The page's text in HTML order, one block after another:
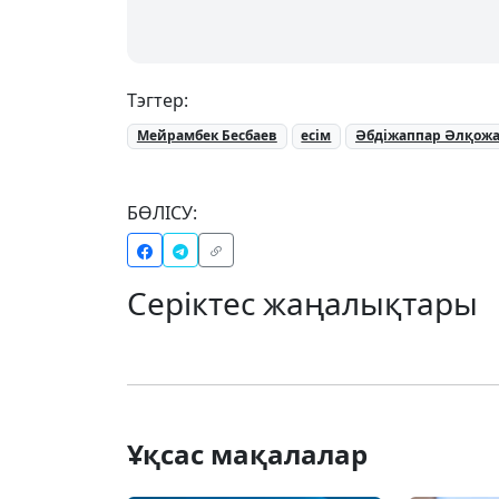
Тэгтер:
Мейрамбек Бесбаев есім Әбдіжаппар Әлқожа
БӨЛІСУ:
Серіктес жаңалықтары
Ұқсас мақалалар